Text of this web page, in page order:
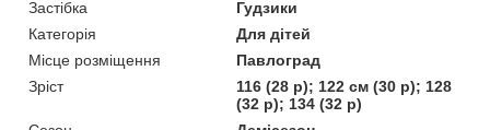
Застібка
Гудзики
Категорія
Для дітей
Місце розміщення
Павлоград
Зріст
116 (28 р); 122 см (30 р); 128
(32 р); 134 (32 р)